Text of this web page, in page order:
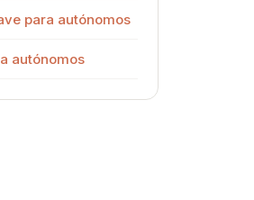
para autónomos
autónomos